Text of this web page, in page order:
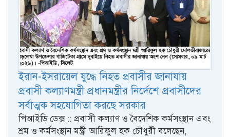
ইরান-ইসরায়েল যুদ্ধে নিহত প্রবাসীর জানাযায়
প্রবাসী কল্যাণমন্ত্রী প্রধানমন্ত্রীর নির্দেশে প্রবাসীদের
সর্বাত্মক সহযোগিতা করছে সরকার
পিআইডি ডেক্স :: প্রবাসী কল্যাণ ও বৈদেশিক কর্মসংস্থান এবং
শ্রম ও কর্মসংস্থান মন্ত্রী আরিফুল হক চৌধুরী বলেছেন,